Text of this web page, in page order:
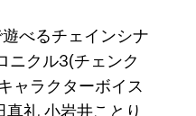
べるチェインシナ
ニクル3(チェンク
ャラクターボイス
礼 小岩井ことり